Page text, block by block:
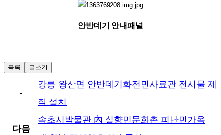
안반데기 안내패널
목록 글쓰기
-
강릉 왕산면 안반데기화전민사료관 전시물 제
작.설치
다음
속초시박물관 內 실향민문화촌 피난민가옥